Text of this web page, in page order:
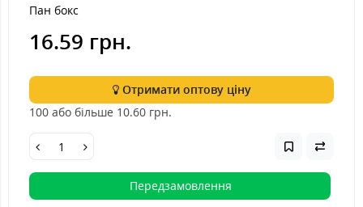
Пан бокс
16.59 грн.
Отримати оптову ціну
100 або більше 10.60 грн.
Передзамовлення